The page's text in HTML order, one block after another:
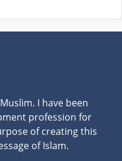
I have been
profession for
of creating this
of Islam.